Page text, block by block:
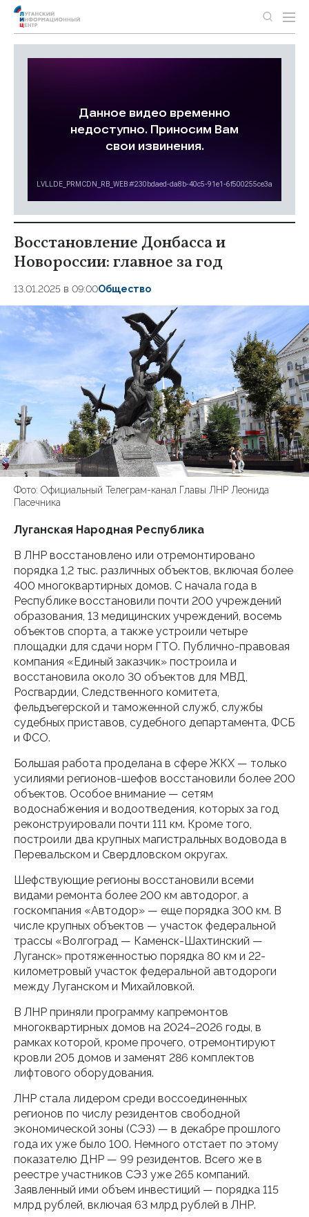
Восстановление Донбасса и
Новороссии: главное за год
13.01.2025 в 09:00Общество
Фото: Официальный Телеграм-канал Главы ЛНР Леонида
Пасечника
Луганская Народная Республика
В ЛНР восстановлено или отремонтировано
порядка 1,2 тыс. различных объектов, включая более
400 многоквартирных домов. С начала года в
Республике восстановили почти 200 учреждений
образования, 13 медицинских учреждений, восемь
объектов спорта, а также устроили четыре
площадки для сдачи норм ГТО. Публично-правовая
компания «Единый заказчик» построила и
восстановила около 30 объектов для МВД,
Росгвардии, Следственного комитета,
фельдъегерской и таможенной служб, службы
судебных приставов, судебного департамента, ФСБ
и ФСО.
Большая работа проделана в сфере ЖКХ — только
усилиями регионов-шефов восстановили более 200
объектов. Особое внимание — сетям
водоснабжения и водоотведения, которых за год
реконструировали почти 111 км. Кроме того,
построили два крупных магистральных водовода в
Перевальском и Свердловском округах.
Шефствующие регионы восстановили всеми
видами ремонта более 200 км автодорог, а
госкомпания «Автодор» — еще порядка 300 км. В
числе крупных объектов — участок федеральной
трассы «Волгоград — Каменск-Шахтинский —
Луганск» протяженностью порядка 80 км и 22-
километровый участок федеральной автодороги
между Луганском и Михайловкой.
В ЛНР приняли программу капремонтов
многоквартирных домов на 2024–2026 годы, в
рамках которой, кроме прочего, отремонтируют
кровли 205 домов и заменят 286 комплектов
лифтового оборудования.
ЛНР стала лидером среди воссоединенных
регионов по числу резидентов свободной
экономической зоны (СЭЗ) — в декабре прошлого
года их уже было 100. Немного отстает по этому
показателю ДНР — 99 резидентов. Всего же в
реестре участников СЭЗ уже 265 компаний.
Заявленный ими объем инвестиций — порядка 115
млрд рублей, включая 63 млрд рублей в ЛНР.